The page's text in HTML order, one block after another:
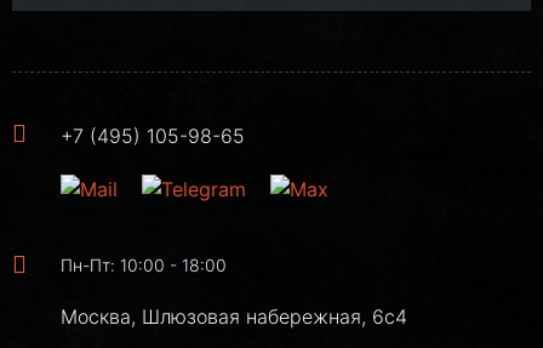
+7 (495) 105-98-65
Пн-Пт: 10:00 - 18:00
Москва, Шлюзовая набережная, 6с4